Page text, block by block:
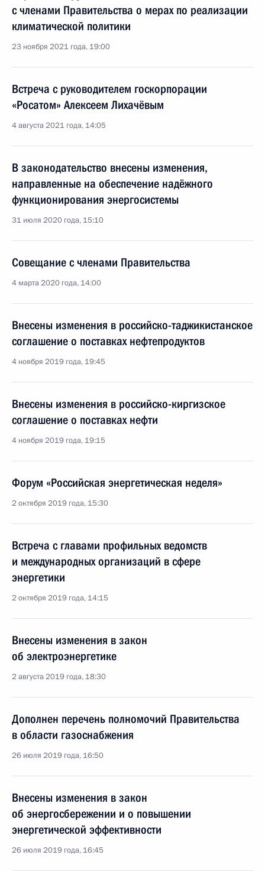
с членами Правительства о мерах по реализации
климатической политики
23 ноября 2021 года, 19:00
Встреча с руководителем госкорпорации
«Росатом» Алексеем Лихачёвым
4 августа 2021 года, 14:05
В законодательство внесены изменения,
направленные на обеспечение надёжного
функционирования энергосистемы
31 июля 2020 года, 15:10
Совещание с членами Правительства
4 марта 2020 года, 14:00
Внесены изменения в российско-таджикистанское
соглашение о поставках нефтепродуктов
4 ноября 2019 года, 19:45
Внесены изменения в российско-киргизское
соглашение о поставках нефти
4 ноября 2019 года, 19:15
Форум «Российская энергетическая неделя»
2 октября 2019 года, 15:30
Встреча с главами профильных ведомств
и международных организаций в сфере
энергетики
2 октября 2019 года, 14:15
Внесены изменения в закон
об электроэнергетике
2 августа 2019 года, 18:30
Дополнен перечень полномочий Правительства
в области газоснабжения
26 июля 2019 года, 16:50
Внесены изменения в закон
об энергосбережении и о повышении
энергетической эффективности
26 июля 2019 года, 16:45